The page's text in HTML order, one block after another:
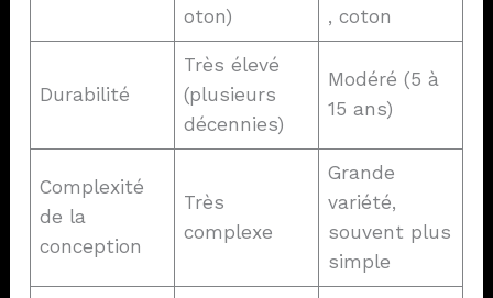
oton)
, coton
Durabilité
Très élevé
(plusieurs
décennies)
Modéré (5 à
15 ans)
Complexité
de la
conception
Très
complexe
Grande
variété,
souvent plus
simple